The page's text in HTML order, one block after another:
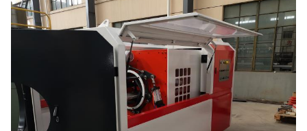
中央の
1050 1050 1050 1050
(kg)
3500 4000 5500